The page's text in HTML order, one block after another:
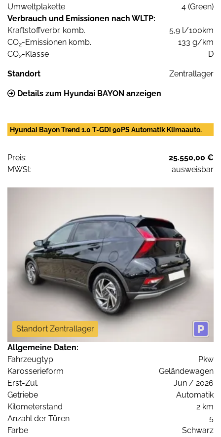
Umweltplakette
4 (Green)
Verbrauch und Emissionen nach WLTP:
Kraftstoffverbr. komb.
5,9 l/100km
CO2-Emissionen komb.
133 g/km
CO2-Klasse D
Standort Zentrallager
Details zum Hyundai BAYON anzeigen
Hyundai Bayon Trend 1.0 T-GDI 90PS Automatik Klimaauto.
Preis:
25.550,00 €
MWSt:
ausweisbar
Standort Zentrallager
Allgemeine Daten:
Fahrzeugtyp
Pkw
Karosserieform
Geländewagen
Erst-Zul.
Jun / 2026
Getriebe
Automatik
Kilometerstand
2 km
Anzahl der Türen
5
Farbe
Schwarz